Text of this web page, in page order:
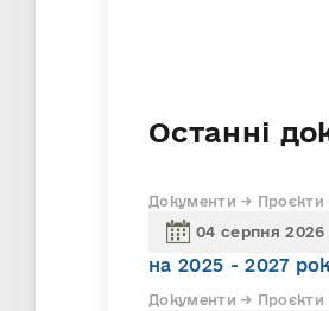
Останні
Документи → Проєкти
04 серпня 2026
на 2025 - 2027
Документи → Проєкти